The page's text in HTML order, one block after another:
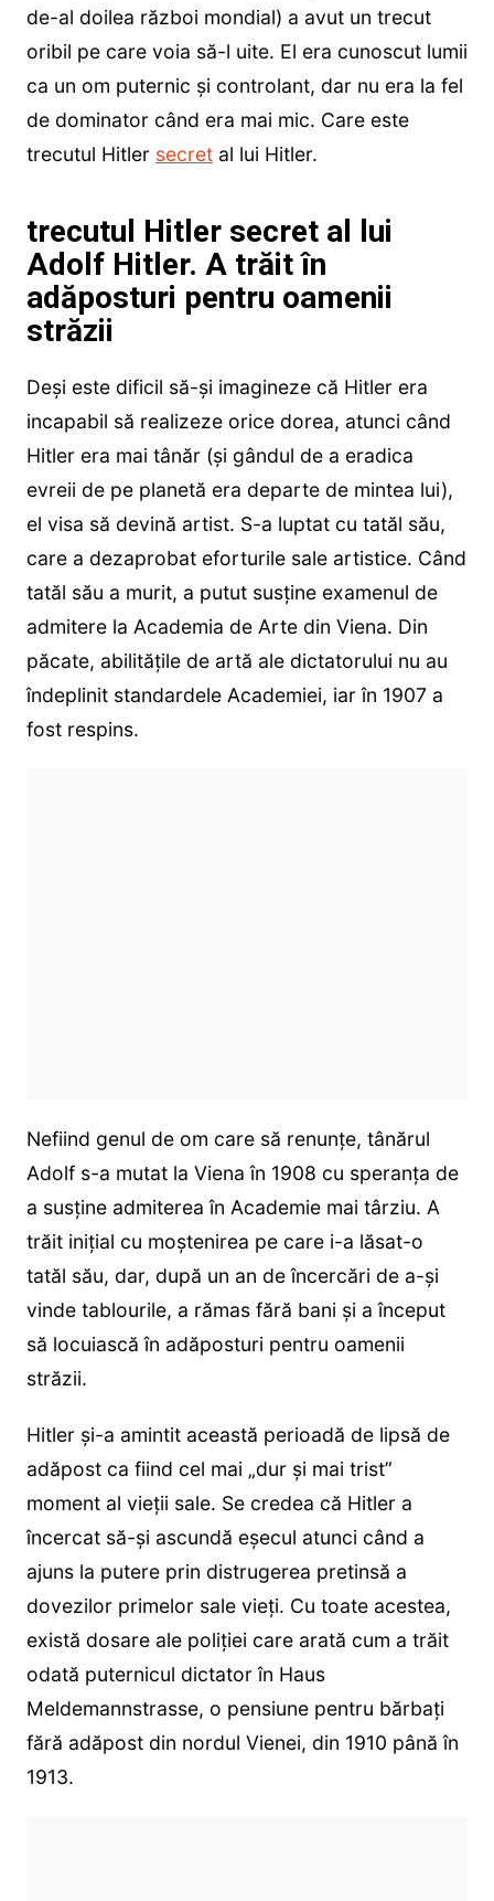
de-al doilea război mondial) a avut un trecut
oribil pe care voia să-l uite. El era cunoscut lumii
ca un om puternic și controlant, dar nu era la fel
de dominator când era mai mic. Care este
trecutul Hitler secretal lui Hitler.
trecutul Hitler secret al lui
Adolf Hitler. A trăit în
adăposturi pentru oamenii
străzii
Deși este dificil să-și imagineze că Hitler era
incapabil să realizeze orice dorea, atunci când
Hitler era mai tânăr (și gândul de a eradica
evreii de pe planetă era departe de mintea lui),
el visa să devină artist. S-a luptat cu tatăl său,
care a dezaprobat eforturile sale artistice. Când
tatăl său a murit, a putut susține examenul de
admitere la Academia de Arte din Viena. Din
păcate, abilitățile de artă ale dictatorului nu au
îndeplinit standardele Academiei, iar în 1907 a
fost respins.
Nefiind genul de om care să renunțe, tânărul
Adolf s-a mutat la Viena în 1908 cu speranța de
a susține admiterea în Academie mai târziu. A
trăit inițial cu moștenirea pe care i-a lăsat-o
tatăl său, dar, după un an de încercări de a-și
vinde tablourile, a rămas fără bani și a început
să locuiască în adăposturi pentru oamenii
străzii.
Hitler și-a amintit această perioadă de lipsă de
adăpost ca fiind cel mai „dur și mai trist”
moment al vieții sale. Se credea că Hitler a
încercat să-și ascundă eșecul atunci când a
ajuns la putere prin distrugerea pretinsă a
dovezilor primelor sale vieți. Cu toate acestea,
există dosare ale poliției care arată cum a trăit
odată puternicul dictator în Haus
Meldemannstrasse, o pensiune pentru bărbați
fără adăpost din nordul Vienei, din 1910 până în
1913.